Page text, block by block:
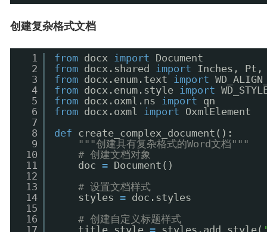
创建复杂格式文档
1
2
3
4
5
6
7
8
9
10
11
12
13
14
15
16
from docx import
Document
from docx.shared import
Inches, Pt,
from docx.enum.text import
from docx.enum.style import
from docx.oxml.ns import
qn
from docx.oxml import
OxmlElement
def
create_complex_document():
"""创建具有复杂格式的Word文档"""
# 创建文档对象
doc =
Document()
# 设置文档样式
styles = doc.styles
# 创建自定义标题样式